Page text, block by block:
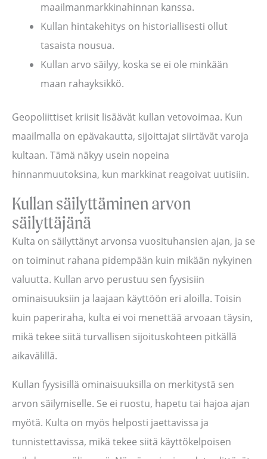
maailmanmarkkinahinnan kanssa.
Kullan hintakehitys on historiallisesti ollut
tasaista nousua.
Kullan arvo säilyy, koska se ei ole minkään
maan rahayksikkö.
Geopoliittiset kriisit lisäävät kullan vetovoimaa. Kun
maailmalla on epävakautta, sijoittajat siirtävät varoja
kultaan. Tämä näkyy usein nopeina
hinnanmuutoksina, kun markkinat reagoivat uutisiin.
Kullan säilyttäminen arvon
säilyttäjänä
Kulta on säilyttänyt arvonsa vuosituhansien ajan, ja se
on toiminut rahana pidempään kuin mikään nykyinen
valuutta. Kullan arvo perustuu sen fyysisiin
ominaisuuksiin ja laajaan käyttöön eri aloilla. Toisin
kuin paperiraha, kulta ei voi menettää arvoaan täysin,
mikä tekee siitä turvallisen sijoituskohteen pitkällä
aikavälillä.
Kullan fyysisillä ominaisuuksilla on merkitystä sen
arvon säilymiselle. Se ei ruostu, hapetu tai hajoa ajan
myötä. Kulta on myös helposti jaettavissa ja
tunnistettavissa, mikä tekee siitä käyttökelpoisen